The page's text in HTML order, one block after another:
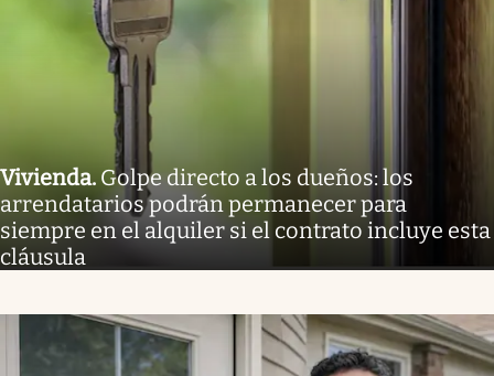
Vivienda. Golpe directo a los dueños: los
arrendatarios podrán permanecer para
siempre en el alquiler si el contrato incluye esta
cláusula